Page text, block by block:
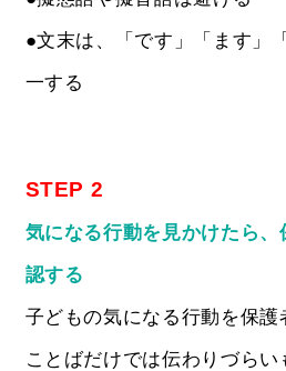
●文末は、「です」「ます」
一する
STEP 2
気になる行動を見かけたら
認する
子どもの気になる行動を保護
ことばだけでは伝わりづら